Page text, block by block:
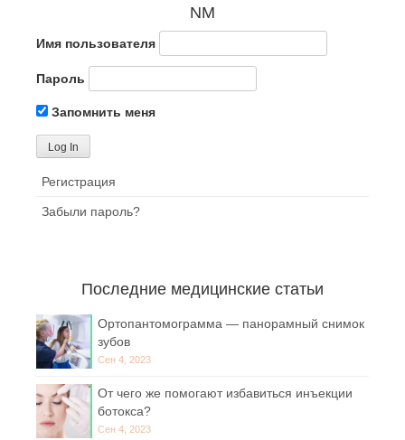
NM
Имя пользователя
Пароль
Запомнить меня
Регистрация
Забыли пароль?
Последние медицинские статьи
Ортопантомограмма — панорамный снимок
зубов
Сен 4, 2023
От чего же помогают избавиться инъекции
ботокса?
Сен 4, 2023